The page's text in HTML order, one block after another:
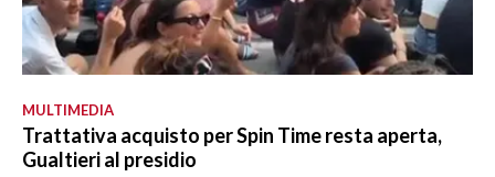
MULTIMEDIA
Trattativa acquisto per Spin Time resta aperta,
Gualtieri al presidio